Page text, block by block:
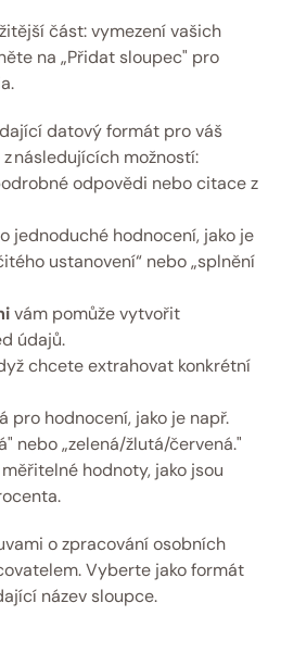
část: vymezení vašich
na „Přidat sloupec" pro
datový formát pro váš
následujících možností:
odpovědi nebo citace z
jednoduché hodnocení, jako je
ustanovení“ nebo „splnění
vám pomůže vytvořit
údajů.
chcete extrahovat konkrétní
pro hodnocení, jako je např.
nebo „zelená/žlutá/červená."
hodnoty, jako jsou
o zpracování osobních
Vyberte jako formát
název sloupce.